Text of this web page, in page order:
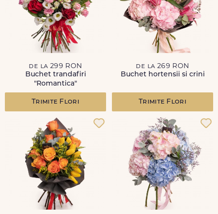
de la 299 RON
Buchet trandafiri
"Romantica"
Trimite Flori
de la 269 RON
Buchet hortensii si crini
Trimite Flori